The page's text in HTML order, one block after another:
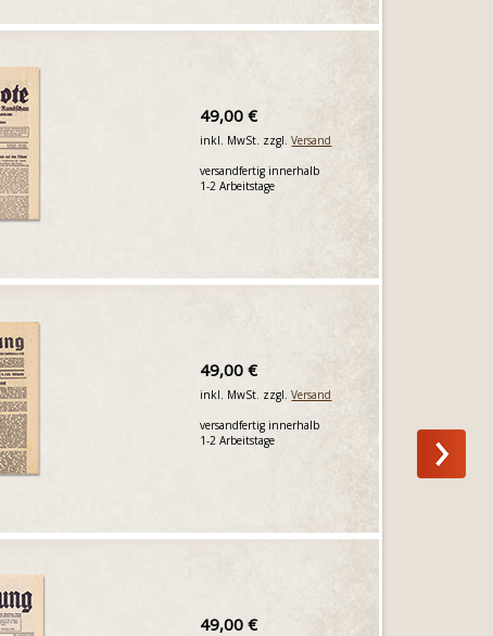
49,00 €
inkl. MwSt. zzgl.Versand
versandfertig innerhalb
1-2 Arbeitstage
49,00 €
inkl. MwSt. zzgl.Versand
versandfertig innerhalb
1-2 Arbeitstage
49,00 €